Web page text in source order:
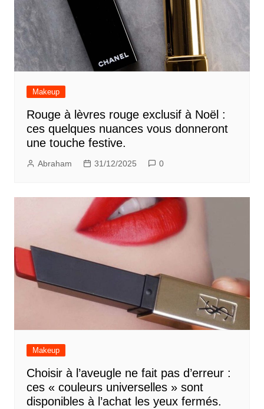
Makeup
Rouge à lèvres rouge exclusif à Noël :
ces quelques nuances vous donneront
une touche festive.
Abraham 31/12/2025 0
Makeup
Choisir à l’aveugle ne fait pas d’erreur :
ces « couleurs universelles » sont
disponibles à l’achat les yeux fermés.